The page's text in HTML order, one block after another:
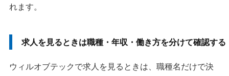
れます。
求人を見るときは職種・年収・働き方を分けて確認する
ウィルオブテックで求人を見るときは、職種名だけで決